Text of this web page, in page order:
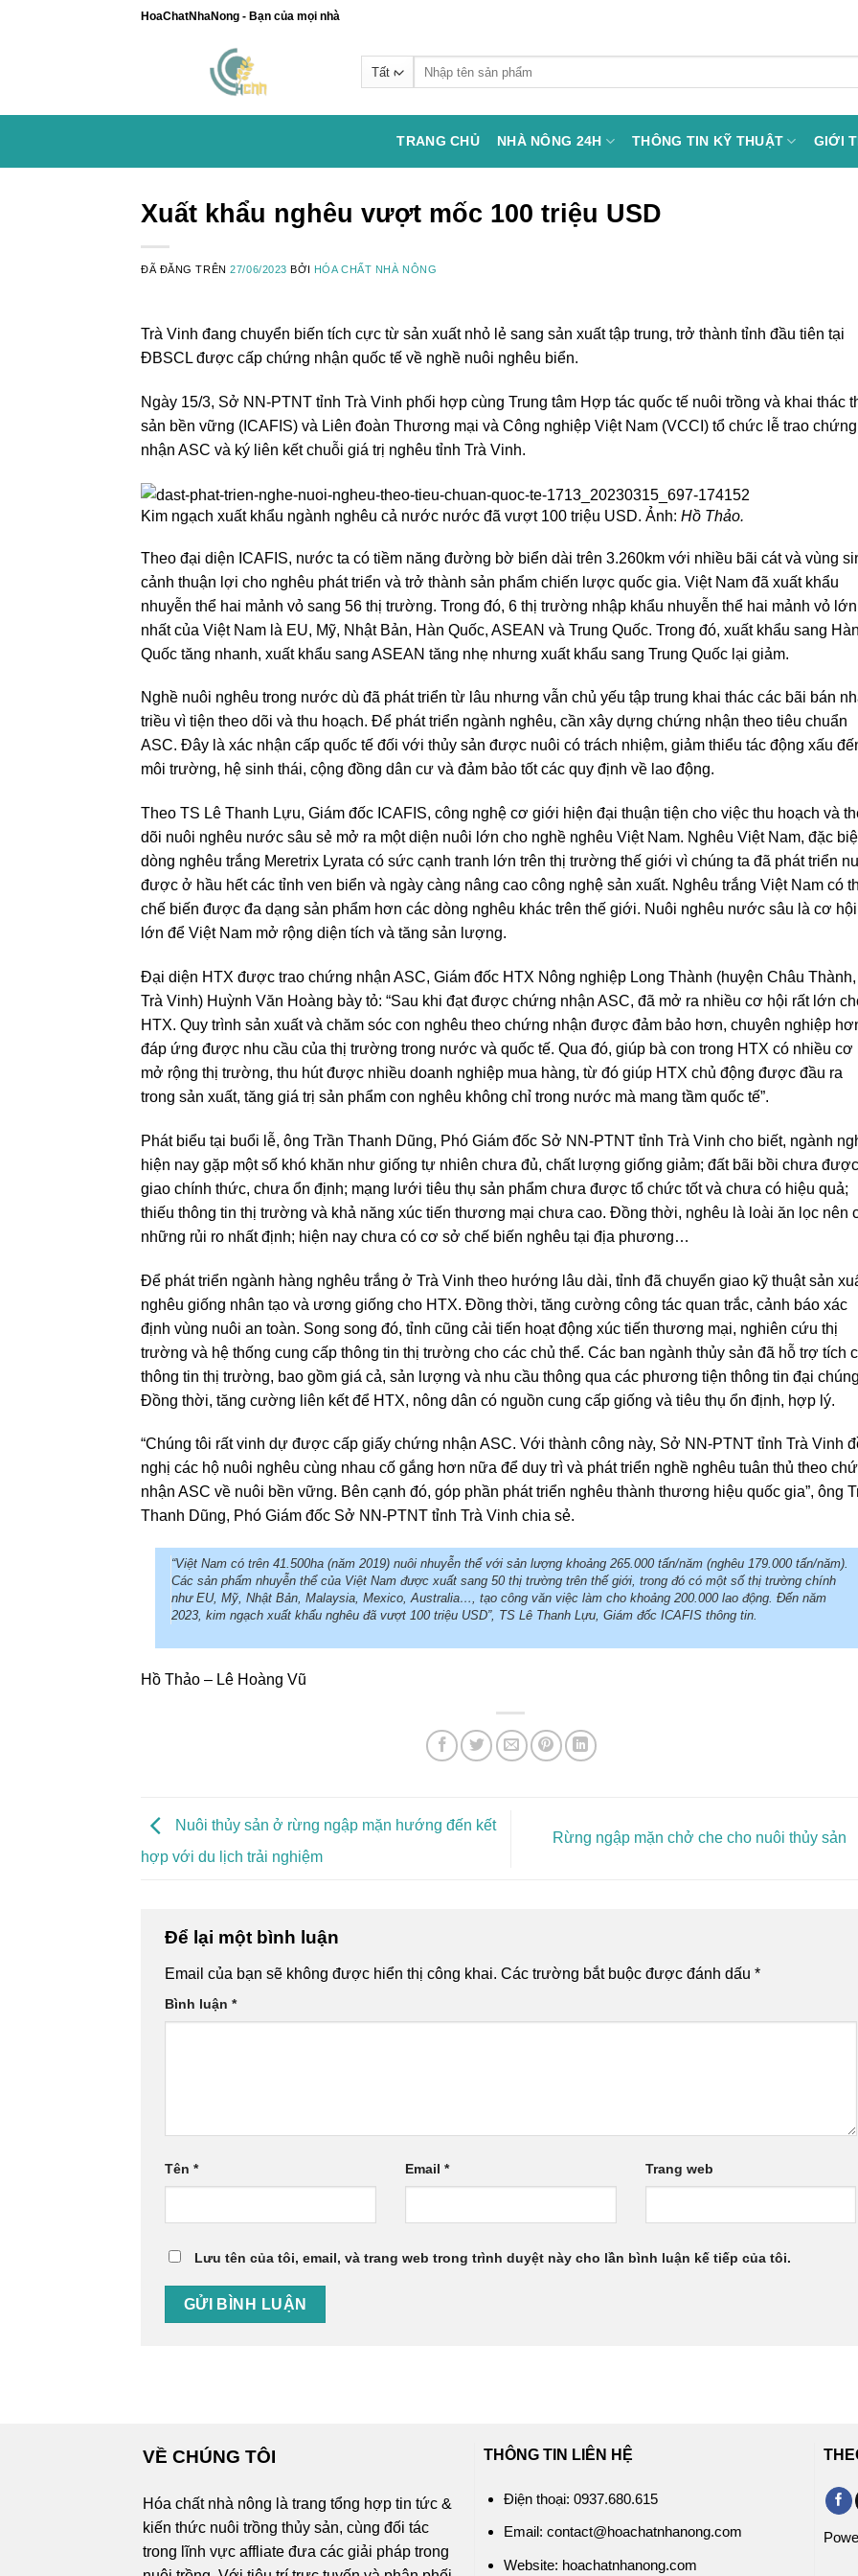
HoaChatNhaNong - Bạn của mọi nhà
TRANG CHỦ NHÀ NÔNG 24H THÔNG TIN KỸ THUẬT GIỚI
Xuất khẩu nghêu vượt mốc 100 triệu USD
ĐÃ ĐĂNG TRÊN27/06/2023 BỞI HÓA CHẤT NHÀ NÔNG
Trà Vinh đang chuyển biến tích cực từ sản xuất nhỏ lẻ sang sản xuất tập trung, trở thành tỉnh đầu tiên tại
ĐBSCL được cấp chứng nhận quốc tế về nghề nuôi nghêu biển.
Ngày 15/3, Sở NN-PTNT tỉnh Trà Vinh phối hợp cùng Trung tâm Hợp tác quốc tế nuôi trồng và khai thác
sản bền vững (ICAFIS) và Liên đoàn Thương mại và Công nghiệp Việt Nam (VCCI) tổ chức lễ trao chứng
nhận ASC và ký liên kết chuỗi giá trị nghêu tỉnh Trà Vinh.
Kim ngạch xuất khẩu ngành nghêu cả nước nước đã vượt 100 triệu USD. Ảnh: Hồ Thảo.
Theo đại diện ICAFIS, nước ta có tiềm năng đường bờ biển dài trên 3.260km với nhiều bãi cát và vùng
cảnh thuận lợi cho nghêu phát triển và trở thành sản phẩm chiến lược quốc gia. Việt Nam đã xuất khẩu
nhuyễn thể hai mảnh vỏ sang 56 thị trường. Trong đó, 6 thị trường nhập khẩu nhuyễn thể hai mảnh vỏ lớn
nhất của Việt Nam là EU, Mỹ, Nhật Bản, Hàn Quốc, ASEAN và Trung Quốc. Trong đó, xuất khẩu sang Hàn
Quốc tăng nhanh, xuất khẩu sang ASEAN tăng nhẹ nhưng xuất khẩu sang Trung Quốc lại giảm.
Nghề nuôi nghêu trong nước dù đã phát triển từ lâu nhưng vẫn chủ yếu tập trung khai thác các bãi bán
triều vì tiện theo dõi và thu hoạch. Để phát triển ngành nghêu, cần xây dựng chứng nhận theo tiêu chuẩn
ASC. Đây là xác nhận cấp quốc tế đối với thủy sản được nuôi có trách nhiệm, giảm thiểu tác động xấu
môi trường, hệ sinh thái, cộng đồng dân cư và đảm bảo tốt các quy định về lao động.
Theo TS Lê Thanh Lựu, Giám đốc ICAFIS, công nghệ cơ giới hiện đại thuận tiện cho việc thu hoạch và
dõi nuôi nghêu nước sâu sẻ mở ra một diện nuôi lớn cho nghề nghêu Việt Nam. Nghêu Việt Nam, đặc
dòng nghêu trắng Meretrix Lyrata có sức cạnh tranh lớn trên thị trường thế giới vì chúng ta đã phát triển
được ở hầu hết các tỉnh ven biển và ngày càng nâng cao công nghệ sản xuất. Nghêu trắng Việt Nam có
chế biến được đa dạng sản phẩm hơn các dòng nghêu khác trên thế giới. Nuôi nghêu nước sâu là cơ hội
lớn để Việt Nam mở rộng diện tích và tăng sản lượng.
Đại diện HTX được trao chứng nhận ASC, Giám đốc HTX Nông nghiệp Long Thành (huyện Châu Thành,
Trà Vinh) Huỳnh Văn Hoàng bày tỏ: “Sau khi đạt được chứng nhận ASC, đã mở ra nhiều cơ hội rất lớn
HTX. Quy trình sản xuất và chăm sóc con nghêu theo chứng nhận được đảm bảo hơn, chuyên nghiệp
đáp ứng được nhu cầu của thị trường trong nước và quốc tế. Qua đó, giúp bà con trong HTX có nhiều cơ
mở rộng thị trường, thu hút được nhiều doanh nghiệp mua hàng, từ đó giúp HTX chủ động được đầu ra
trong sản xuất, tăng giá trị sản phẩm con nghêu không chỉ trong nước mà mang tầm quốc tế”.
Phát biểu tại buổi lễ, ông Trần Thanh Dũng, Phó Giám đốc Sở NN-PTNT tỉnh Trà Vinh cho biết, ngành
hiện nay gặp một số khó khăn như giống tự nhiên chưa đủ, chất lượng giống giảm; đất bãi bồi chưa được
giao chính thức, chưa ổn định; mạng lưới tiêu thụ sản phẩm chưa được tổ chức tốt và chưa có hiệu quả;
thiếu thông tin thị trường và khả năng xúc tiến thương mại chưa cao. Đồng thời, nghêu là loài ăn lọc nên
những rủi ro nhất định; hiện nay chưa có cơ sở chế biến nghêu tại địa phương…
Để phát triển ngành hàng nghêu trắng ở Trà Vinh theo hướng lâu dài, tỉnh đã chuyển giao kỹ thuật sản
nghêu giống nhân tạo và ương giống cho HTX. Đồng thời, tăng cường công tác quan trắc, cảnh báo xác
định vùng nuôi an toàn. Song song đó, tỉnh cũng cải tiến hoạt động xúc tiến thương mại, nghiên cứu thị
trường và hệ thống cung cấp thông tin thị trường cho các chủ thể. Các ban ngành thủy sản đã hỗ trợ tích
thông tin thị trường, bao gồm giá cả, sản lượng và nhu cầu thông qua các phương tiện thông tin đại
Đồng thời, tăng cường liên kết để HTX, nông dân có nguồn cung cấp giống và tiêu thụ ổn định, hợp lý.
“Chúng tôi rất vinh dự được cấp giấy chứng nhận ASC. Với thành công này, Sở NN-PTNT tỉnh Trà Vinh
nghị các hộ nuôi nghêu cùng nhau cố gắng hơn nữa để duy trì và phát triển nghề nghêu tuân thủ theo
nhận ASC về nuôi bền vững. Bên cạnh đó, góp phần phát triển nghêu thành thương hiệu quốc gia”, ông
Thanh Dũng, Phó Giám đốc Sở NN-PTNT tỉnh Trà Vinh chia sẻ.
“Việt Nam có trên 41.500ha (năm 2019) nuôi nhuyễn thể với sản lượng khoảng 265.000 tấn/năm (nghêu 179.000 tấn/năm).
Các sản phẩm nhuyễn thể của Việt Nam được xuất sang 50 thị trường trên thế giới, trong đó có một số thị trường chính
như EU, Mỹ, Nhật Bản, Malaysia, Mexico, Australia…, tạo công văn việc làm cho khoảng 200.000 lao động. Đến năm
2023, kim ngạch xuất khẩu nghêu đã vượt 100 triệu USD”, TS Lê Thanh Lựu, Giám đốc ICAFIS thông tin.
Hồ Thảo – Lê Hoàng Vũ
Nuôi thủy sản ở rừng ngập mặn hướng đến kết
hợp với du lịch trải nghiệm
Rừng ngập mặn chở che cho nuôi thủy sản
Để lại một bình luận
Email của bạn sẽ không được hiển thị công khai. Các trường bắt buộc được đánh dấu *
Bình luận *
Tên * Email * Trang web
Lưu tên của tôi, email, và trang web trong trình duyệt này cho lần bình luận kế tiếp của tôi.
VỀ CHÚNG TÔI
Hóa chất nhà nông là trang tổng hợp tin tức &
kiến thức nuôi trồng thủy sản, cùng đối tác
trong lĩnh vực affliate đưa các giải pháp trong
THÔNG TIN LIÊN HỆ
Điện thoại: 0937.680.615
Email: contact@hoachatnhanong.com
Website: hoachatnhanong.com